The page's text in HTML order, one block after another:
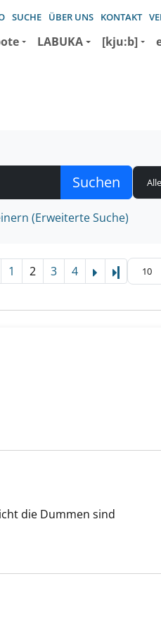
SUCHE ÜBER UNS KONTAKT
LABUKA [kju:b]
(Erweiterte Suche)
1 2 3 4 Letzte
die Dummen sind